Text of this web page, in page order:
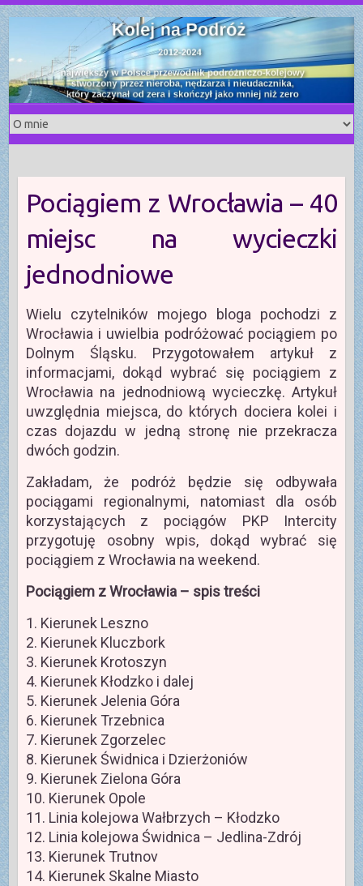
S
k
i
p
t
o
c
o
n
t
e
n
t
Pociągiem z Wrocławia – 40
miejsc na wycieczki
jednodniowe
Wielu czytelników mojego bloga pochodzi z
Wrocławia i uwielbia podróżować pociągiem po
Dolnym Śląsku. Przygotowałem artykuł z
informacjami, dokąd wybrać się pociągiem z
Wrocławia na jednodniową wycieczkę. Artykuł
uwzględnia miejsca, do których dociera kolei i
czas dojazdu w jedną stronę nie przekracza
dwóch godzin.
Zakładam, że podróż będzie się odbywała
pociągami regionalnymi, natomiast dla osób
korzystających z pociągów PKP Intercity
przygotuję osobny wpis, dokąd wybrać się
pociągiem z Wrocławia na weekend.
Pociągiem z Wrocławia – spis treści
1. Kierunek Leszno
2. Kierunek Kluczbork
3. Kierunek Krotoszyn
4. Kierunek Kłodzko i dalej
5. Kierunek Jelenia Góra
6. Kierunek Trzebnica
7. Kierunek Zgorzelec
8. Kierunek Świdnica i Dzierżoniów
9. Kierunek Zielona Góra
10. Kierunek Opole
11. Linia kolejowa Wałbrzych – Kłodzko
12. Linia kolejowa Świdnica – Jedlina-Zdrój
13. Kierunek Trutnov
14. Kierunek Skalne Miasto